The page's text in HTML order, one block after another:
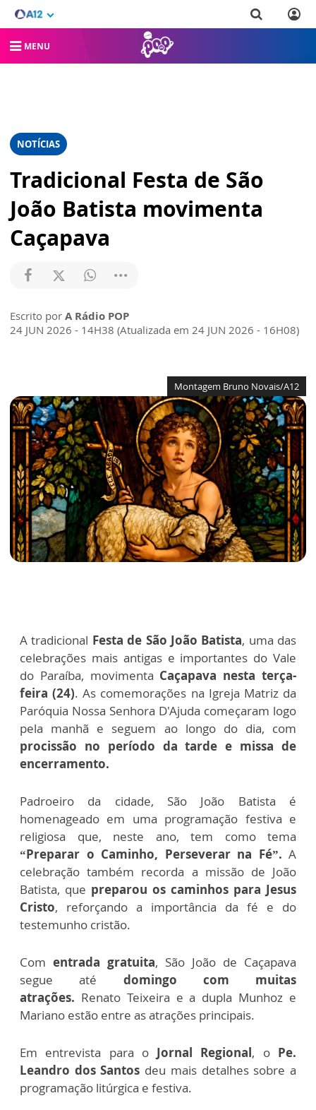
MENU
NOTÍCIAS
Tradicional Festa de São
João Batista movimenta
Caçapava
Escrito por A Rádio POP
24 JUN 2026 - 14H38 (Atualizada em 24 JUN 2026 - 16H08)
Montagem Bruno Novais/A12
A tradicional Festa de São João Batista, uma das
celebrações mais antigas e importantes do Vale
do Paraíba, movimenta Caçapava nesta terça-
feira (24). As comemorações na Igreja Matriz da
Paróquia Nossa Senhora D'Ajuda começaram logo
pela manhã e seguem ao longo do dia, com
procissão no período da tarde e missa de
encerramento.
Padroeiro da cidade, São João Batista é
homenageado em uma programação festiva e
religiosa que, neste ano, tem como tema
“Preparar o Caminho, Perseverar na Fé”. A
celebração também recorda a missão de João
Batista, que preparou os caminhos para Jesus
Cristo, reforçando a importância da fé e do
testemunho cristão.
Com entrada gratuita, São João de Caçapava
segue até domingo com muitas
atrações. Renato Teixeira e a dupla Munhoz e
Mariano estão entre as atrações principais.
Em entrevista para o Jornal Regional, o Pe.
Leandro dos Santos deu mais detalhes sobre a
programação litúrgica e festiva.